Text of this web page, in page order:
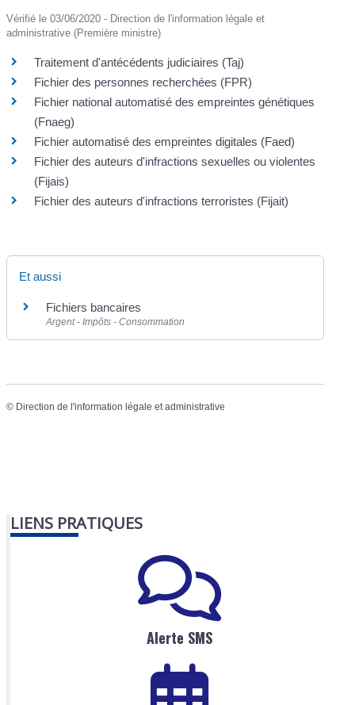
Vérifié le 03/06/2020 - Direction de l'information légale et
administrative (Première ministre)
Traitement d'antécédents judiciaires (Taj)
Fichier des personnes recherchées (FPR)
Fichier national automatisé des empreintes génétiques
(Fnaeg)
Fichier automatisé des empreintes digitales (Faed)
Fichier des auteurs d'infractions sexuelles ou violentes
(Fijais)
Fichier des auteurs d'infractions terroristes (Fijait)
Et aussi
Fichiers bancaires
Argent - Impôts - Consommation
© Direction de l'information légale et administrative
LIENS PRATIQUES
Alerte SMS